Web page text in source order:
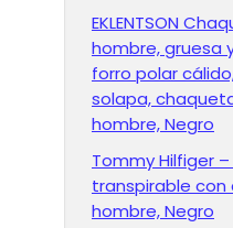
EKLENTSON
hombre, gruesa
forro polar
solapa,
hombre, Negro
Tommy Hilfiger
transpirable con
hombre, Negro